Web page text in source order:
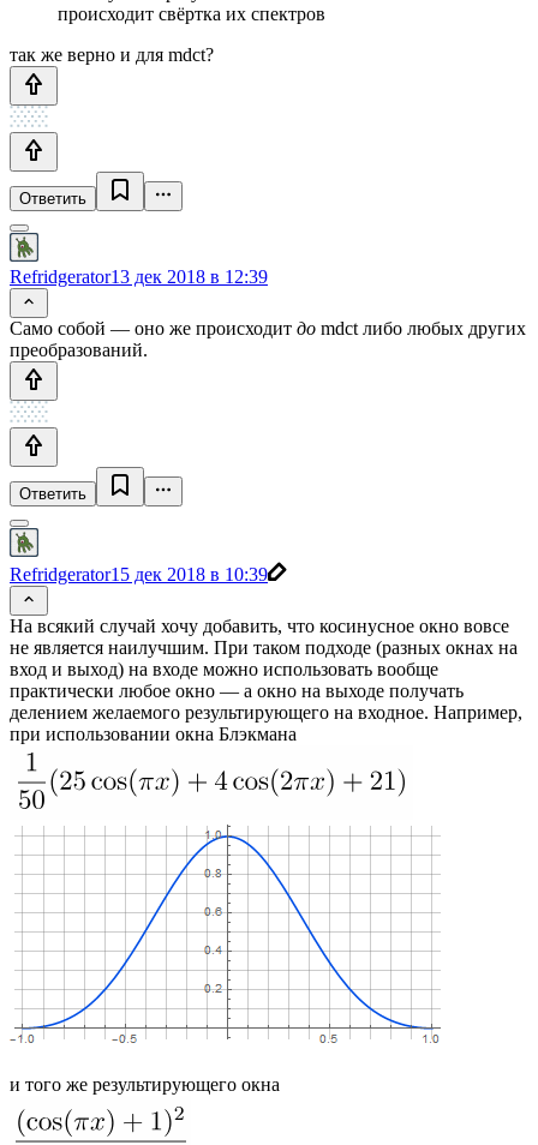
происходит свёртка их спектров
так же верно и для mdct?
Ответить
Refridgerator13 дек 2018 в 12:39
Само собой — оно же происходит до mdct либо любых других
преобразований.
Ответить
Refridgerator15 дек 2018 в 10:39
На всякий случай хочу добавить, что косинусное окно вовсе
не является наилучшим. При таком подходе (разных окнах на
вход и выход) на входе можно использовать вообще
практически любое окно — а окно на выходе получать
делением желаемого результирующего на входное. Например,
при использовании окна Блэкмана
и того же результирующего окна